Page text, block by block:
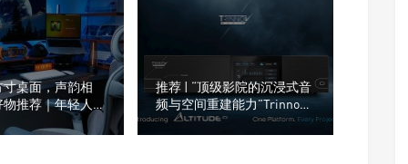
寸桌面，声韵相
物推荐｜年轻人的
么越来越流行这
推荐 | “顶级影院的沉浸式音
频与空间重建能力”Trinnov
Audio（创诺）Altitude CI全
数字3D音效前级处理器